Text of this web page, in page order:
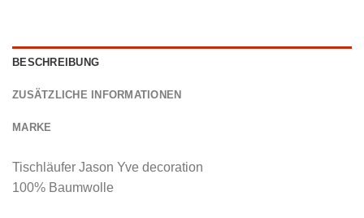
BESCHREIBUNG
ZUSÄTZLICHE INFORMATIONEN
MARKE
Tischläufer Jason Yve decoration
100% Baumwolle